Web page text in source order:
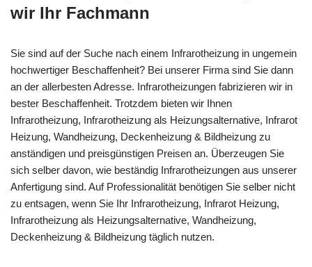
wir Ihr Fachmann
Sie sind auf der Suche nach einem Infrarotheizung in ungemein
hochwertiger Beschaffenheit? Bei unserer Firma sind Sie dann
an der allerbesten Adresse. Infrarotheizungen fabrizieren wir in
bester Beschaffenheit. Trotzdem bieten wir Ihnen
Infrarotheizung, Infrarotheizung als Heizungsalternative, Infrarot
Heizung, Wandheizung, Deckenheizung & Bildheizung zu
anständigen und preisgünstigen Preisen an. Überzeugen Sie
sich selber davon, wie beständig Infrarotheizungen aus unserer
Anfertigung sind. Auf Professionalität benötigen Sie selber nicht
zu entsagen, wenn Sie Ihr Infrarotheizung, Infrarot Heizung,
Infrarotheizung als Heizungsalternative, Wandheizung,
Deckenheizung & Bildheizung täglich nutzen.